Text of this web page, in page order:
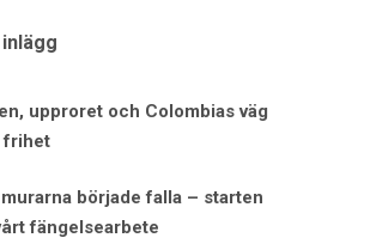
upproret och Colombias väg
frihet
murarna började falla – starten
fängelsearbete